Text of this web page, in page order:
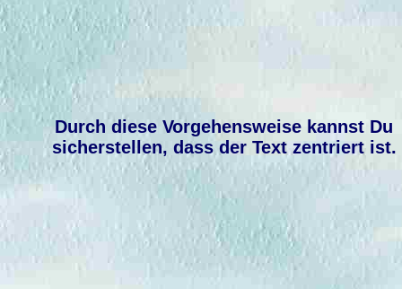
Durch diese Vorgehensweise kannst Du
sicherstellen, dass der Text zentriert ist.